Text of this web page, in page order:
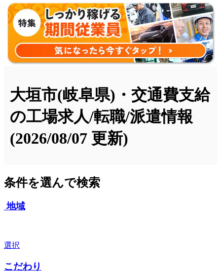
大垣市(岐阜県)・交通費支給
の工場求人/転職/派遣情報
(2026/08/07 更新)
条件を選んで検索
地域
選択
こだわり